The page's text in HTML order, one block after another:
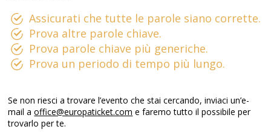
Assicurati che tutte le parole siano corrette.
Prova altre parole chiave.
Prova parole chiave più generiche.
Prova un periodo di tempo più lungo.
Se non riesci a trovare l’evento che stai cercando, inviaci un’e-
mail aoffice@europaticket.com e faremo tutto il possibile per
trovarlo per te.